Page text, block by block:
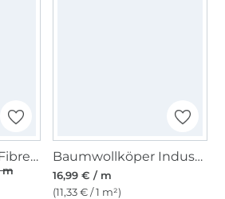
Acetatstoff Shiny Fibre Mood, vanille
m
Baumwollköper Industrial Fibre Mood, blassapricot
16,99 € / m
(11,33 € / 1 m²)